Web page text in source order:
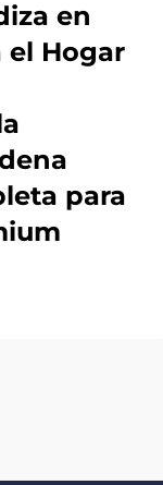
en
el Hogar
para